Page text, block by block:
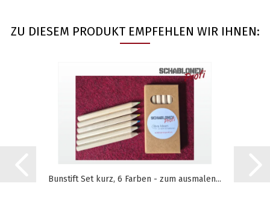
ZU DIESEM PRODUKT EMPFEHLEN WIR IHNEN:
Bunstift Set kurz, 6 Farben - zum ausmalen...